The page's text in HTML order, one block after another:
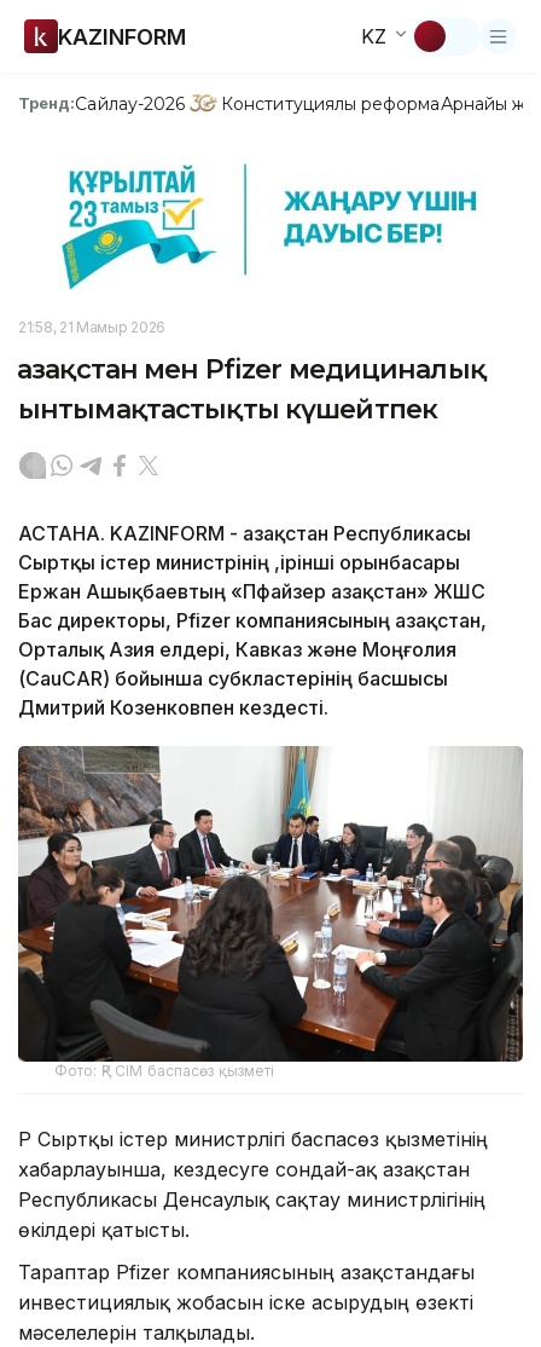
KAZINFORM KZ
Тренд:Сайлау-2026 Конституциялық реформаАрнайы
21:58, 21 Мамыр 2026
Қазақстан мен Pfizer медициналық
ынтымақтастықты күшейтпек
АСТАНА. KAZINFORM - Қазақстан Республикасы
Сыртқы істер министрінің ,ірінші орынбасары
Ержан Ашықбаевтың «Пфайзер Қазақстан» ЖШС
Бас директоры, Pfizer компаниясының Қазақстан,
Орталық Азия елдері, Кавказ және Моңғолия
(CauCAR) бойынша субкластерінің басшысы
Дмитрий Козенковпен кездесті.
Фото: ҚР СІМ баспасөз қызметі
ҚР Сыртқы істер министрлігі баспасөз қызметінің
хабарлауынша, кездесуге сондай-ақ Қазақстан
Республикасы Денсаулық сақтау министрлігінің
өкілдері қатысты.
Тараптар Pfizer компаниясының Қазақстандағы
инвестициялық жобасын іске асырудың өзекті
мәселелерін талқылады.